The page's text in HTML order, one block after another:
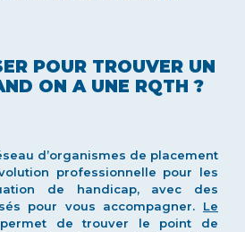
POUR TROUVER UN
ON A UNE RQTH ?
d’organismes de placement
professionnelle pour les
de handicap, avec des
pour vous accompagner. Le
de trouver le point de